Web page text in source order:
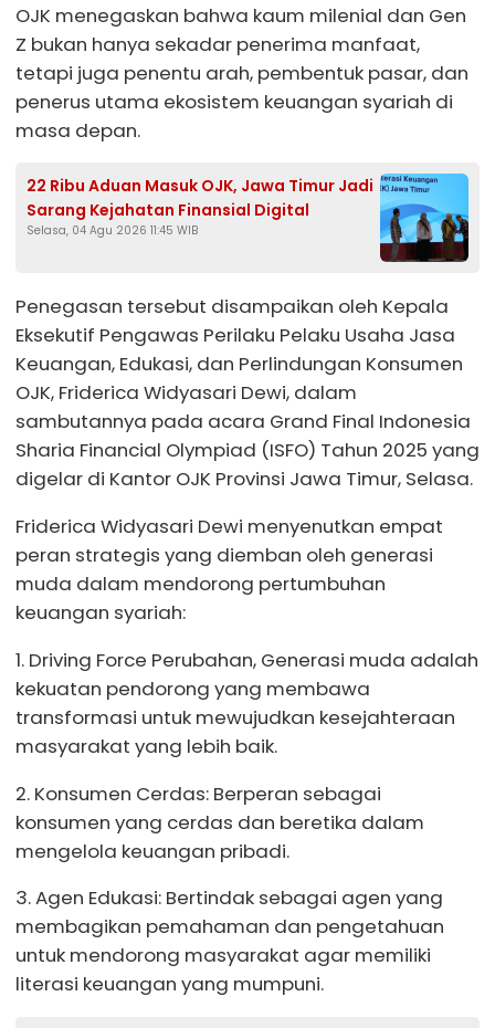
OJK menegaskan bahwa kaum milenial dan Gen
Z bukan hanya sekadar penerima manfaat,
tetapi juga penentu arah, pembentuk pasar, dan
penerus utama ekosistem keuangan syariah di
masa depan.
22 Ribu Aduan Masuk OJK, Jawa Timur Jadi
Sarang Kejahatan Finansial Digital
Selasa, 04 Agu 2026 11:45 WIB
Penegasan tersebut disampaikan oleh Kepala
Eksekutif Pengawas Perilaku Pelaku Usaha Jasa
Keuangan, Edukasi, dan Perlindungan Konsumen
OJK, Friderica Widyasari Dewi, dalam
sambutannya pada acara Grand Final Indonesia
Sharia Financial Olympiad (ISFO) Tahun 2025 yang
digelar di Kantor OJK Provinsi Jawa Timur, Selasa.
Friderica Widyasari Dewi menyenutkan empat
peran strategis yang diemban oleh generasi
muda dalam mendorong pertumbuhan
keuangan syariah:
1. Driving Force Perubahan, Generasi muda adalah
kekuatan pendorong yang membawa
transformasi untuk mewujudkan kesejahteraan
masyarakat yang lebih baik.
2. Konsumen Cerdas: Berperan sebagai
konsumen yang cerdas dan beretika dalam
mengelola keuangan pribadi.
3. Agen Edukasi: Bertindak sebagai agen yang
membagikan pemahaman dan pengetahuan
untuk mendorong masyarakat agar memiliki
literasi keuangan yang mumpuni.